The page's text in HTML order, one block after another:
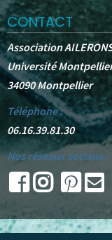
CONTACT
Association
Université
34090 Montpellier
Téléphone :
06.16.39.81.30
Nos réseaux sociaux :